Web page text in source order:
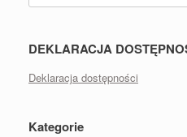
DEKLARACJA
Deklaracja dostępności
Kategorie